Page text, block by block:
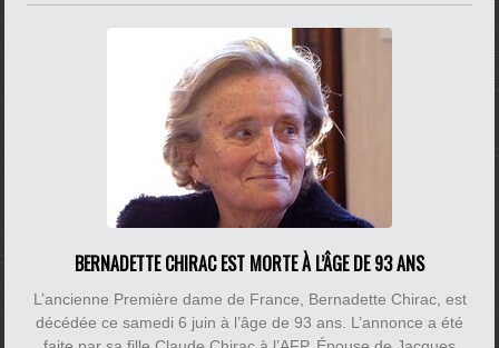
BERNADETTE CHIRAC EST MORTE À L’ÂGE DE 93 ANS
L’ancienne Première dame de France, Bernadette Chirac, est
décédée ce samedi 6 juin à l’âge de 93 ans. L’annonce a été